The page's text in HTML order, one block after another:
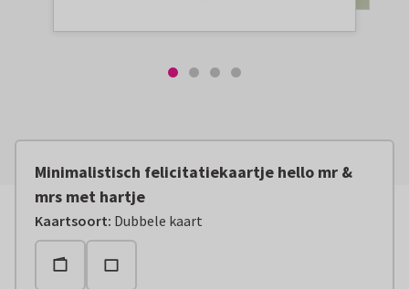
Minimalistisch felicitatiekaartje hello mr &
mrs met hartje
Kaartsoort: Dubbele kaart
Vanaf:€ 2,99 excl. verzendkosten